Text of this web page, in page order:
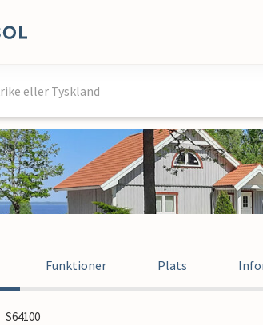
Funktioner Plats
S64100